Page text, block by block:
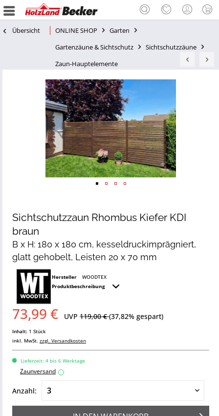
Übersicht ONLINE SHOP
Garten
Gartenzäune & Sichtschutz
Sichtschutzzäune
Zaun-Hauptelemente
Sichtschutzzaun Rhombus Kiefer KDI
braun
B x H: 180 x 180 cm, kesseldruckimprägniert,
glatt gehobelt, Leisten 20 x 70 mm
Hersteller
WOODTEX
Produktbeschreibung
73,99 € UVP 119,00 €(37,82% gespart)
Inhalt: 1 Stück
inkl. MwSt. zzgl. Versandkosten
Lieferzeit: 4 bis 6 Werktage
Zaunversand i
Anzahl: